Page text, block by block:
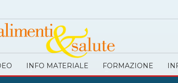
INFO MATERIALE FORMAZIONE